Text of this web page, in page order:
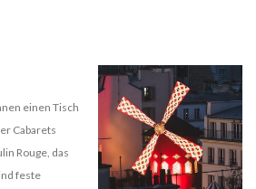
einen Tisch
Cabarets
Rouge, das
feste